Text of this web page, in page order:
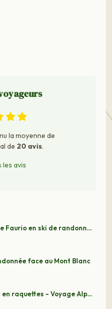
la moyenne de
de 20 avis.
les avis
Ascension de la Roche Faurio en ski de randonnée
face au Mont Blanc
Les joyaux des Ecrins en raquettes - Voyage Alpes